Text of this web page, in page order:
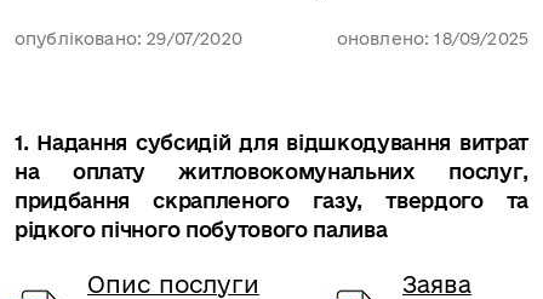
опубліковано: 29/07/2020 оновлено: 18/09/2025
1. Надання субсидій для відшкодування витрат
на оплату житловокомунальних послуг,
придбання скрапленого газу, твердого та
рідкого пічного побутового палива
Опис послуги Заява